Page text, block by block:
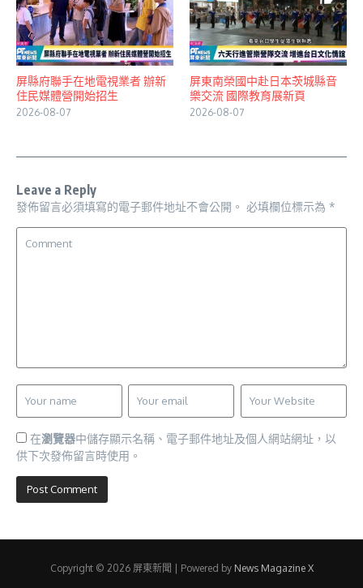
屏縣府聯手在地電視業者 辦新
住民媒體營開始招生
2026-08-07
屏東南榮國中赴日本茨城縣音
樂交流 國際教育展新頁
2026-08-07
Leave a Reply
發佈留言必須填寫的電子郵件地址不會公開。 必填欄位標示為 *
在瀏覽器中儲存顯示名稱、電子郵件地址及個人網站網址，以
供下次發佈留言時使用。
Copyright © 2026 屏東新聞 | Powered by News Magazine X